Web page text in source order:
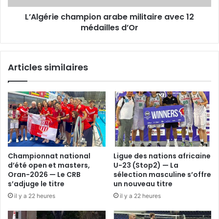
L’Algérie champion arabe militaire avec 12
médailles d’Or
Articles similaires
Championnat national
d’été open et masters,
Oran-2026 — Le CRB
s’adjuge le titre
il y a 22 heures
Ligue des nations africaine
U-23 (Stop2) — La
sélection masculine s’offre
un nouveau titre
il y a 22 heures